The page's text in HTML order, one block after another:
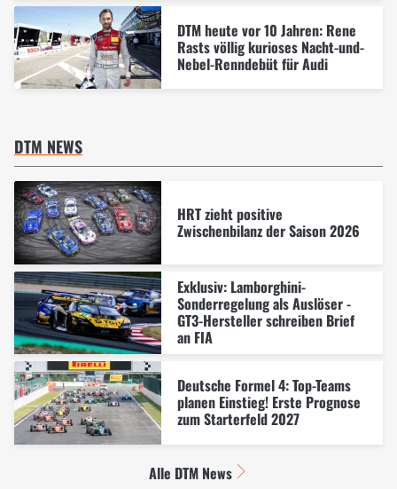
DTM heute vor 10 Jahren: Rene
Rasts völlig kurioses Nacht-und-
Nebel-Renndebüt für Audi
DTM NEWS
HRT zieht positive
Zwischenbilanz der Saison 2026
Exklusiv: Lamborghini-
Sonderregelung als Auslöser -
GT3-Hersteller schreiben Brief
an FIA
Deutsche Formel 4: Top-Teams
planen Einstieg! Erste Prognose
zum Starterfeld 2027
Alle DTM News